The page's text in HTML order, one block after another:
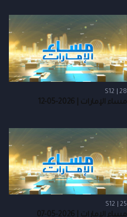
S12 | 28
مساء الإمارات | 2026-05-12
S12 | 25
مساء الإمارات | 2026-05-07